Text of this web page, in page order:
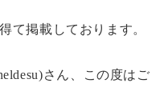
て掲載しております。
さん、この度はご